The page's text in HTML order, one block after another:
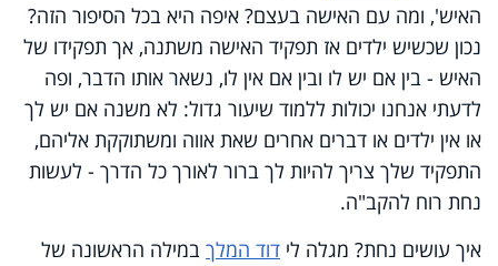
האיש', ומה עם האישה בעצם? איפה היא בכל הסיפור הזה?
נכון שכשיש ילדים אז תפקיד האישה משתנה, אך תפקידו של
האיש - בין אם יש לו ובין אם אין לו, נשאר אותו הדבר, ופה
לדעתי אנחנו יכולות ללמוד שיעור גדול: לא משנה אם יש לך
או אין ילדים או דברים אחרים שאת אווה ומשתוקקת אליהם,
התפקיד שלך צריך להיות לך ברור לאורך כל הדרך - לעשות
נחת רוח להקב"ה.
איך עושים נחת? מגלה לי דוד המלך במילה הראשונה של